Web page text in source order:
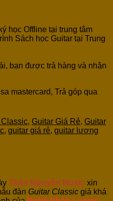
học Offline tại trung tâm
Sách học Guitar tại Trung
bạn được trả hàng và nhận
mastercard, Trả góp qua
Classic, Guitar Giá Rẻ, Guitar
, guitar giá rẻ, guitar lương
Thân Nguyễn Music xin
đàn Guitar Classic giá khá